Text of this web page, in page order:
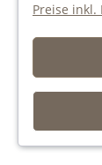
Preise inkl.